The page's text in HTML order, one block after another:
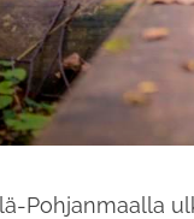
Pohjanmaalla